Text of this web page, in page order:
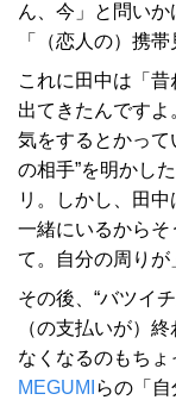
ん、今」と問いか
「（恋人の）携
これに田中は「
出てきたんです
気をするとかって
の相手”を明かした
リ。しかし、田
一緒にいるからそ
て。自分の周りが
その後、“バツイ
（の支払いが）
なくなるのもちょ
MEGUMI らの「